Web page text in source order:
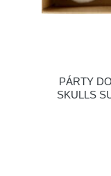
PÁRTY
SKULLS